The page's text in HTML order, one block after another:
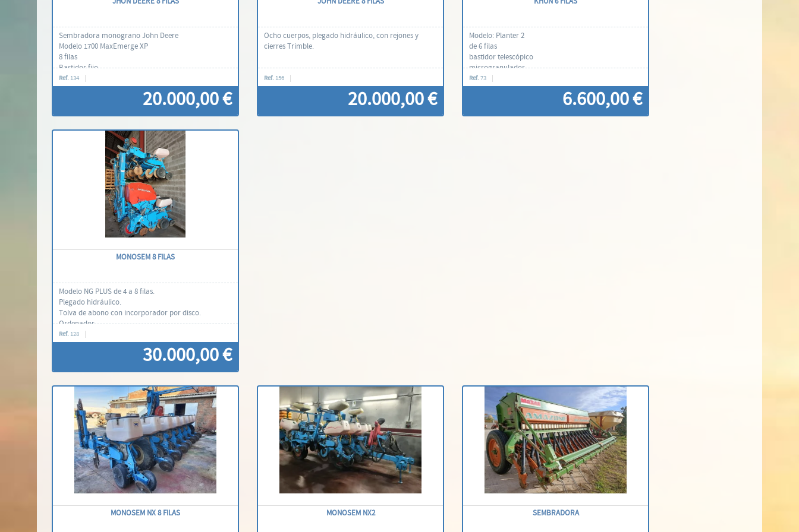
Sembradora monograno John Deere
Modelo 1700 MaxEmerge XP
8 filas
Bastidor fijo
Microgranulador
Precision Planting
Disco frontal + estrellas limpiadoras
Ref. 134
20.000,00 €
Contáctenos
Ocho cuerpos, plegado hidráulico, con rejones y
cierres Trimble.
Ref. 156
20.000,00 €
Modelo: Planter 2
de 6 filas
bastidor telescópico
microgranulador
ordenador
Ref.73
6.600,00 €
MONOSEM 8 FILAS
Modelo NG PLUS de 4 a 8 filas.
Plegado hidráulico.
Tolva de abono con incorporador por disco.
Ordenador.
Rueda pisagranos.
Corte eléctrico de los cuerpos.
Ref. 128
30.000,00 €
Contáctenos
MONOSEM NX 8 FILAS MONOSEM NX2 SEMBRADORA